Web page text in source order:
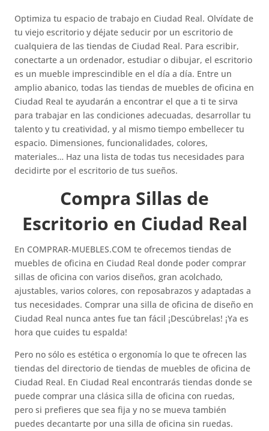
Optimiza tu espacio de trabajo en Ciudad Real. Olvídate de
tu viejo escritorio y déjate seducir por un escritorio de
cualquiera de las tiendas de Ciudad Real. Para escribir,
conectarte a un ordenador, estudiar o dibujar, el escritorio
es un mueble imprescindible en el día a día. Entre un
amplio abanico, todas las tiendas de muebles de oficina en
Ciudad Real te ayudarán a encontrar el que a ti te sirva
para trabajar en las condiciones adecuadas, desarrollar tu
talento y tu creatividad, y al mismo tiempo embellecer tu
espacio. Dimensiones, funcionalidades, colores,
materiales… Haz una lista de todas tus necesidades para
decidirte por el escritorio de tus sueños.
Compra Sillas de
Escritorio en Ciudad Real
En COMPRAR-MUEBLES.COM te ofrecemos tiendas de
muebles de oficina en Ciudad Real donde poder comprar
sillas de oficina con varios diseños, gran acolchado,
ajustables, varios colores, con reposabrazos y adaptadas a
tus necesidades. Comprar una silla de oficina de diseño en
Ciudad Real nunca antes fue tan fácil ¡Descúbrelas! ¡Ya es
hora que cuides tu espalda!
Pero no sólo es estética o ergonomía lo que te ofrecen las
tiendas del directorio de tiendas de muebles de oficina de
Ciudad Real. En Ciudad Real encontrarás tiendas donde se
puede comprar una clásica silla de oficina con ruedas,
pero si prefieres que sea fija y no se mueva también
puedes decantarte por una silla de oficina sin ruedas.